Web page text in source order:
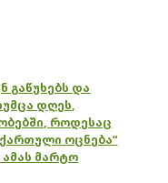
გაწუხებს და
დღეს,
როდესაც
ოცნება“
მარტო